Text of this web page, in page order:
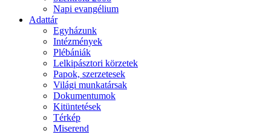
Napi evangélium
Adattár
Egyházunk
Intézmények
Plébániák
Lelkipásztori körzetek
Papok, szerzetesek
Világi munkatársak
Dokumentumok
Kitüntetések
Térkép
Miserend